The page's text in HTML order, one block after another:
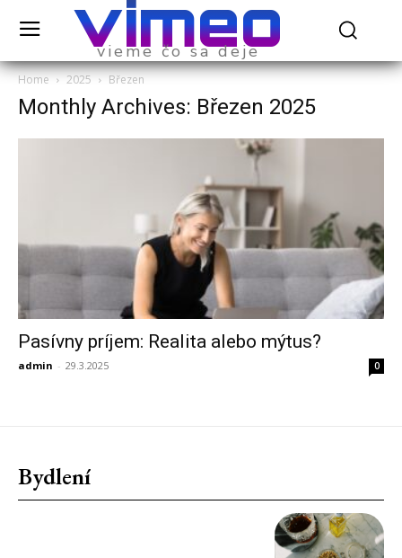
vimeo
vieme čo sa deje
Home 2025 Březen
Monthly Archives: Březen 2025
Pasívny príjem: Realita alebo mýtus?
admin - 29.3.2025 0
Bydlení